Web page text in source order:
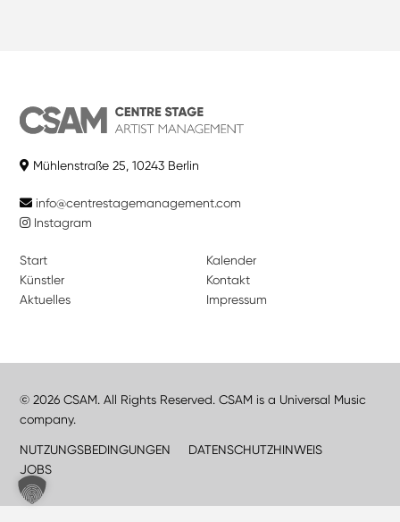
Mühlenstraße 25, 10243 Berlin
info@centrestagemanagement.com
Instagram
Start
Künstler
Aktuelles
Kalender
Kontakt
Impressum
© 2026 CSAM. All Rights Reserved. CSAM is a Universal Music
company.
NUTZUNGSBEDINGUNGEN
DATENSCHUTZHINWEIS
JOBS